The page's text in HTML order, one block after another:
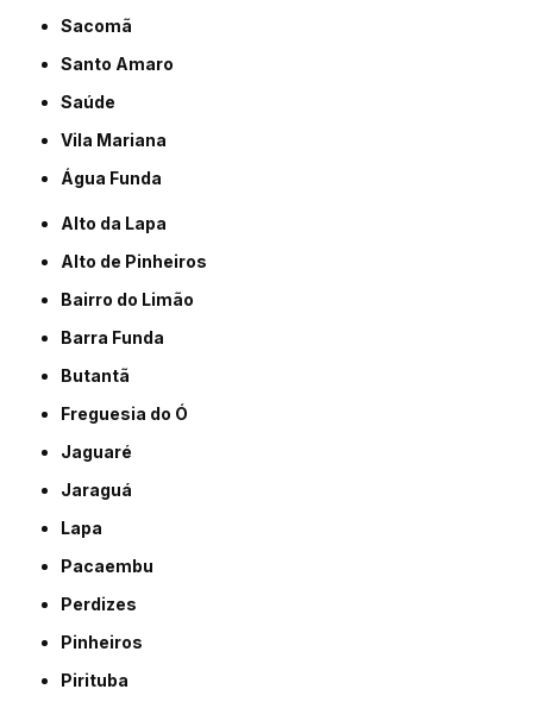
Sacomã
Santo Amaro
Saúde
Vila Mariana
Água Funda
Alto da Lapa
Alto de Pinheiros
Bairro do Limão
Barra Funda
Butantã
Freguesia do Ó
Jaguaré
Jaraguá
Lapa
Pacaembu
Perdizes
Pinheiros
Pirituba